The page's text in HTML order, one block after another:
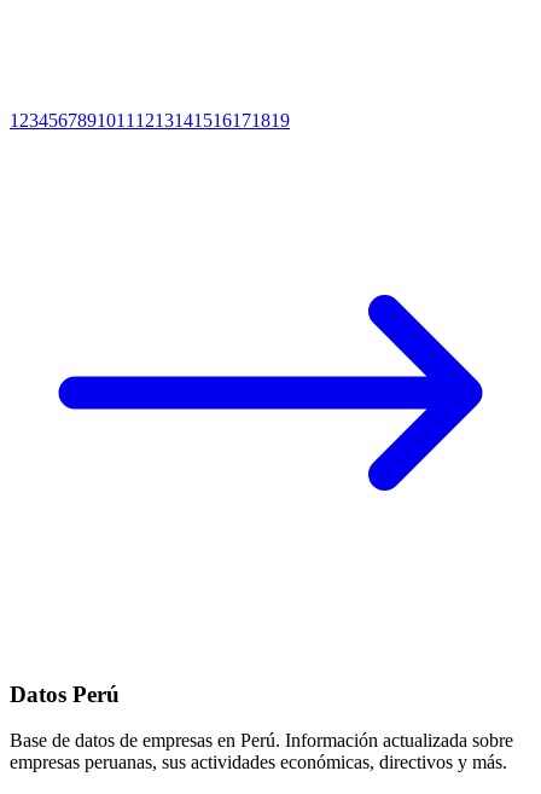
1 234567891011 1213141516171819
Datos Perú
Base de datos de empresas en Perú. Información actualizada sobre
empresas peruanas, sus actividades económicas, directivos y más.